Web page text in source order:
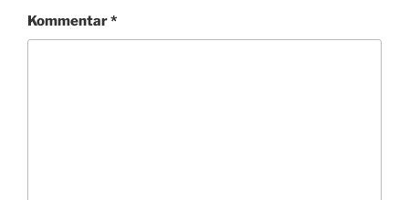
Kommentar*